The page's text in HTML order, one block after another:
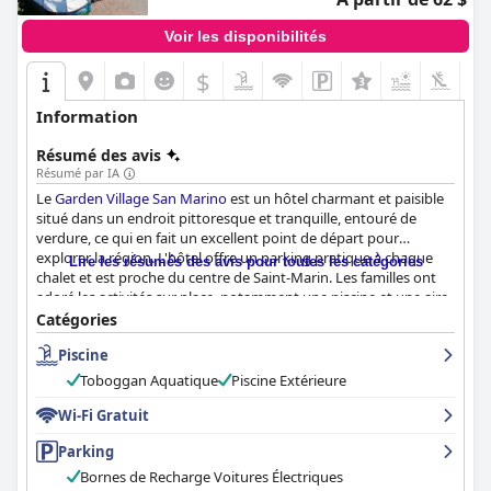
Voir les disponibilités
$
Information
Résumé des avis
Résumé par IA
LeGarden Village San Marinoest un hôtel charmant et paisible
situé dans un endroit pittoresque et tranquille, entouré de
verdure, ce qui en fait un excellent point de départ pour
explorer la région. L'hôtel offre un parking pratique à chaque
chalet et est proche du centre de Saint-Marin. Les familles ont
adoré les activités sur place, notamment une piscine et une aire
de jeux, ainsi que la petite ferme avec des animaux. L'hôtel offre
également d'excellents services et installations, comme un bon
restaurant. Les clients ont apprécié le cadre paisible et
magnifique, certains soulignant la présence d'animaux en
liberté. Les bungalows étaient globalement bien entretenus,
avec des patios bien équipés, et la majorité des clients ont salué
clients, beaucoup soulignant leur gentillesse et leur serviabilité.
L'hôtel est un excellent choix pour les familles à la recherche
Lire les résumés des avis pour toutes les catégories
Catégories
Piscine
Toboggan Aquatique
Piscine Extérieure
Wi-Fi Gratuit
Parking
Bornes de Recharge Voitures Électriques